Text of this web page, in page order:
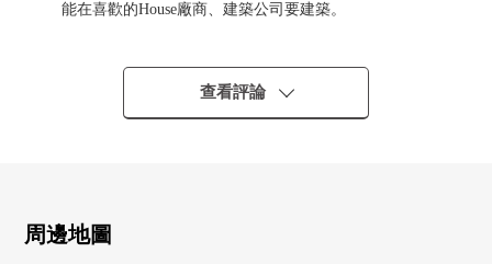
能在喜歡的House廠商、建築公司要建築。
○ 孩子也附近有能被閒置的公園
○ 容易把停車換成的約6.0m的前面道路
○ TSURUHA藥品鹽釜榮町商店步行8分鐘的約570m
查看評論
周邊地圖